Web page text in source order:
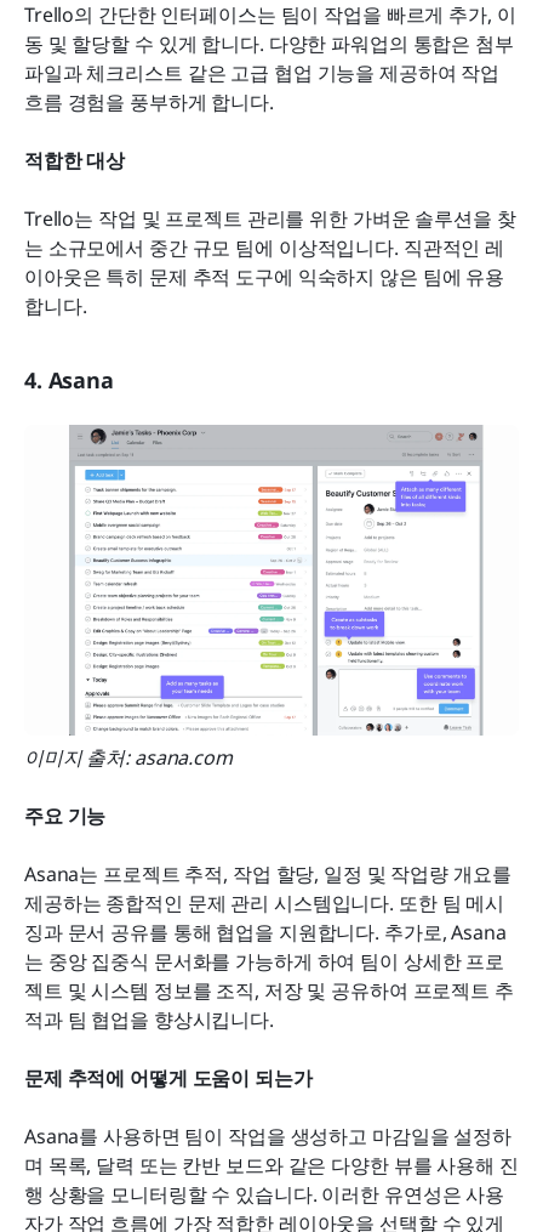
Trello의 간단한 인터페이스는 팀이 작업을 빠르게 추가, 이
동 및 할당할 수 있게 합니다. 다양한 파워업의 통합은 첨부
파일과 체크리스트 같은 고급 협업 기능을 제공하여 작업
흐름 경험을 풍부하게 합니다.
적합한 대상
Trello는 작업 및 프로젝트 관리를 위한 가벼운 솔루션을 찾
는 소규모에서 중간 규모 팀에 이상적입니다. 직관적인 레
이아웃은 특히 문제 추적 도구에 익숙하지 않은 팀에 유용
합니다.
4. Asana
이미지 출처: asana.com
주요 기능
Asana는 프로젝트 추적, 작업 할당, 일정 및 작업량 개요를
제공하는 종합적인 문제 관리 시스템입니다. 또한 팀 메시
징과 문서 공유를 통해 협업을 지원합니다. 추가로, Asana
는 중앙 집중식 문서화를 가능하게 하여 팀이 상세한 프로
젝트 및 시스템 정보를 조직, 저장 및 공유하여 프로젝트 추
적과 팀 협업을 향상시킵니다.
문제 추적에 어떻게 도움이 되는가
Asana를 사용하면 팀이 작업을 생성하고 마감일을 설정하
며 목록, 달력 또는 칸반 보드와 같은 다양한 뷰를 사용해 진
행 상황을 모니터링할 수 있습니다. 이러한 유연성은 사용
자가 작업 흐름에 가장 적합한 레이아웃을 선택할 수 있게